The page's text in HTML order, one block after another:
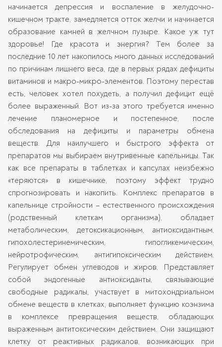
начинается депрессия и воспаление в желудочно-
кишечном тракте, замедляется отток желчи и начинается
образование камней в желчном пузыре. Какое уж тут
здоровье! Где красота и энергия? Тем более за
последние 10 лет накопилось много данных исследований
по причинам лишнего веса, где в первых рядах дефициты
витаминов и макро-микро-элементов. Поэтому перестав
есть, человек хотел похудеть, а получил дефицит ещё
более выраженный. Вот из-за этого требуется именно
лечение планомерное и постепенное, после
обследования на дефициты и параметры обмена
веществ. Для наилучшего и быстрого эффекта от
препаратов мы выбираем внутривенные капельницы. Так
как все препараты в таблетках и капсулах неизбежно
«теряются» в кишечнике, поэтому эффект трудно
спрогнозировать и накопить. Комплекс препаратов в
капельнице стройности – естественного происхождения
(родственный клеткам организма), обладает
метаболическим, детоксикационным, антиоксидантным,
гипохолестеринемическим, гипогликемическим,
нейротрофическим, антигипоксическим действием.
Регулирует обмен углеводов и жиров. Представляет
собой эндогенные антиоксиданты, связывающие
свободные радикалы, участвует в митохондриальном
обмене веществ в клетках, выполняет функцию коэнзима
в комплексе превращения веществ, обладающих
выраженным антитоксическим действием. Они защищают
клетку от реактивных радикалов, возникающих при